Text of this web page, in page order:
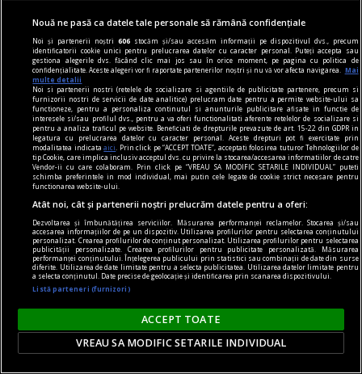
viața de capital
Cînd economia de piață s-a pierdut printre
proteste
Întrebarea este: pînă unde vor merge încălcările
principiilor economiei de piață și cele privind
funcționarea Uniunii Europene?
Constantin RUDNIŢCHI
Nouă ne pasă ca datele tale personale să rămână confidențiale
Noi și partenerii noștri606 stocăm și/sau accesăm informații pe dispozitivul dvs., precum
identificatorii cookie unici pentru prelucrarea datelor cu caracter personal. Puteți accepta sau
gestiona alegerile dvs. făcând clic mai jos sau în orice moment, pe pagina cu politica de
confidențialitate. Aceste alegeri vor fi raportate partenerilor noștri și nu vă vor afecta navigarea.
Mai
multe detalii
Noi si partenerii nostri (retelele de socializare si agentiile de publicitate partenere, precum si
furnizorii nostri de servicii de date analitice) prelucram date pentru a permite website-ului sa
functioneze, pentru a personaliza continutul si anunturile publicitare afisate in functie de
interesele si/sau profilul dvs., pentru a va oferi functionalitati aferente retelelor de socializare si
pentru a analiza traficul pe website. Beneficiati de drepturile prevazute de art. 15-22 din GDPR in
legatura cu prelucrarea datelor cu caracter personal. Aceste drepturi pot fi exercitate prin
modalitatea indicataaici
. Prin click pe “ACCEPT TOATE”, acceptati folosirea tuturor Tehnologiilor de
tip Cookie, care implica inclusiv acceptul dvs. cu privire la stocarea/accesarea informatiilor de catre
Vendor-ii cu care colaboram. Prin click pe “VREAU SA MODIFIC SETARILE INDIVIDUAL” puteti
schimba preferintele in mod individual, mai putin cele legate de cookie strict necesare pentru
functionarea website-ului.
Atât noi, cât și partenerii noștri prelucrăm datele pentru a oferi:
Dezvoltarea și îmbunătățirea serviciilor. Măsurarea performanței reclamelor. Stocarea și/sau
accesarea informațiilor de pe un dispozitiv. Utilizarea profilurilor pentru selectarea conținutului
personalizat. Crearea profilurilor de conținut personalizat. Utilizarea profilurilor pentru selectarea
publicității personalizate. Crearea profilurilor pentru publicitate personalizată. Măsurarea
performanței conținutului. Înțelegerea publicului prin statistici sau combinații de date din surse
diferite. Utilizarea de date limitate pentru a selecta publicitatea. Utilizarea datelor limitate pentru
a selecta conținutul. Date precise de geolocație și identificarea prin scanarea dispozitivului.
Listă parteneri (furnizori)
ACCEPT TOATE
VREAU SA MODIFIC SETARILE INDIVIDUAL